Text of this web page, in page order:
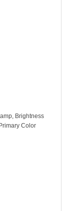
Brightness
Color